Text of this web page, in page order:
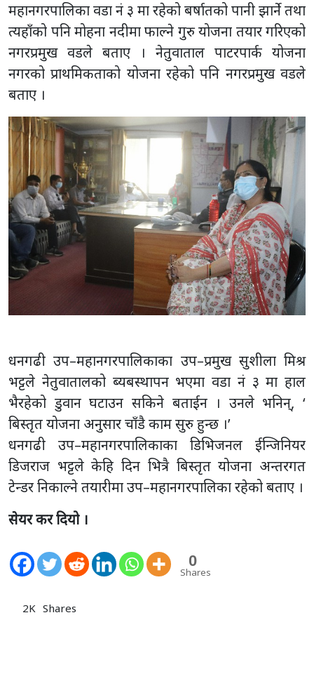
महानगरपालिका वडा नं ३ मा रहेको बर्षातको पानी झार्ने तथा
त्यहाँको पनि मोहना नदीमा फाल्ने गुरु योजना तयार गरिएको
नगरप्रमुख वडले बताए । नेतुवाताल पाटरपार्क योजना
नगरको प्राथमिकताको योजना रहेको पनि नगरप्रमुख वडले
बताए ।
धनगढी उप–महानगरपालिकाका उप–प्रमुख सुशीला मिश्र
भट्टले नेतुवातालको ब्यबस्थापन भएमा वडा नं ३ मा हाल
भैरहेको डुवान घटाउन सकिने बताईन । उनले भनिन्, ‘
बिस्तृत योजना अनुसार चाँडै काम सुरु हुन्छ ।’
धनगढी उप–महानगरपालिकाका डिभिजनल ईन्जिनियर
डिजराज भट्टले केहि दिन भित्रै बिस्तृत योजना अन्तरगत
टेन्डर निकाल्ने तयारीमा उप–महानगरपालिका रहेको बताए ।
सेयर कर दियो ।
0
Shares
2K Shares